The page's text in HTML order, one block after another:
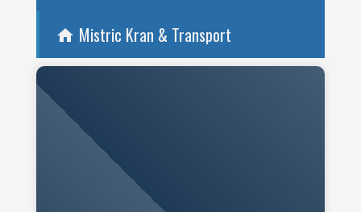
home Mistric Kran & Transport